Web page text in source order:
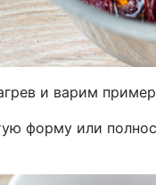
и варим
форму или